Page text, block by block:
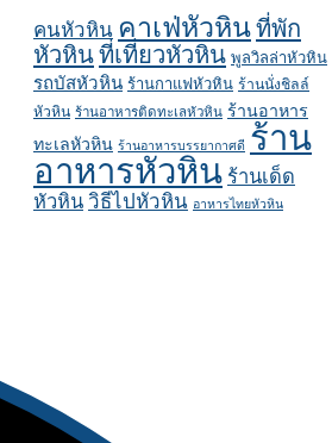
คนหัวหิน คาเฟ่หัวหินที่พัก
หัวหินที่เที่ยวหัวหิน พูลวิลล่าหัวหิน
รถบัสหัวหิน ร้านกาแฟหัวหิน ร้านนั่งชิลล์
หัวหิน ร้านอาหารติดทะเลหัวหิน ร้านอาหาร
ทะเลหัวหิน ร้านอาหารบรรยากาศดี ร้าน
อาหารหัวหิน ร้านเด็ด
หัวหิน วิธีไปหัวหิน อาหารไทยหัวหิน